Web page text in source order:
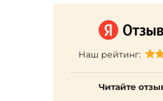
Наш рейтинг:
Читайте